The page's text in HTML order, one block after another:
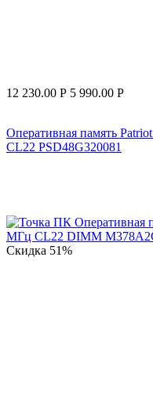
12 230.00 Р 5 990.00 Р
Оперативная память
CL22 PSD48G320081
Скидка 51%